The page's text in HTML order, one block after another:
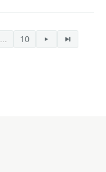
... 10